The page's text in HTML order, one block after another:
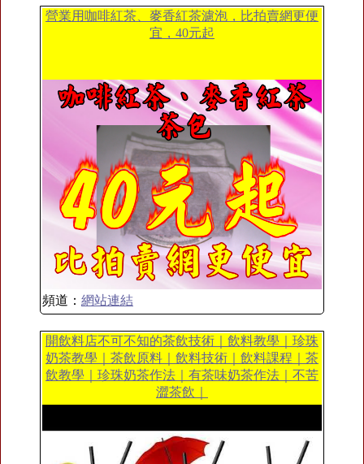
營業用咖啡紅茶、麥香紅茶濾泡，比拍賣網更便
宜，40元起
頻道： 網站連結
開飲料店不可不知的茶飲技術｜飲料教學｜珍珠
奶茶教學｜茶飲原料｜飲料技術｜飲料課程｜茶
飲教學｜珍珠奶茶作法｜有茶味奶茶作法｜不苦
澀茶飲｜